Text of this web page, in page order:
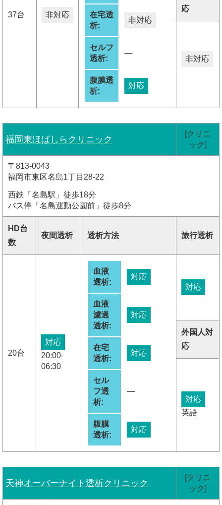
37台 非対応
在宅透
析:
非対応
セルフ
透析:
―
腹膜透
析:
対応
応
非対応
福岡東ほばしらクリニック
[クリニ
ック]
〒813-0043
福岡市東区名島1丁目28-22
西鉄「名島駅」徒歩18分
バス停「名島運動公園前」徒歩8分
HD台
数
夜間透析 透析方法 旅行透析
20台
対応
20:00-
06:30
血液
透析:
対応
血液
濾過
透析:
対応
在宅
透析:
対応
セル
フ透
析:
―
腹膜
透析:
対応
対応
外国人対
応
対応
英語
天神オーバーナイト透析クリニック
[クリニ
ック]